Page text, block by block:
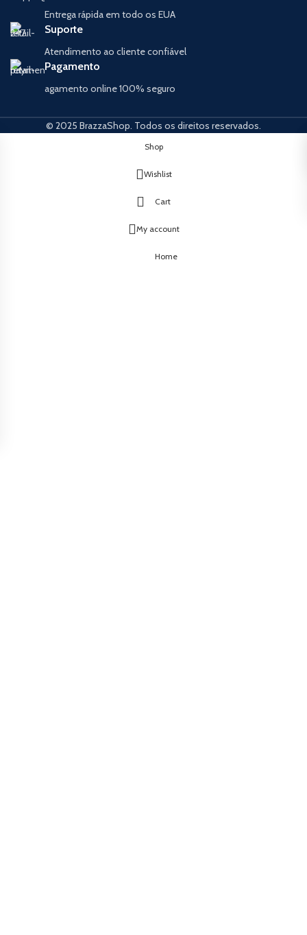
Entrega rápida em todo os EUA
Suporte
Atendimento ao cliente confiável
Pagamento
agamento online 100% seguro
© 2025 BrazzaShop. Todos os direitos reservados.
Shop
Wishlist
Cart
My account
Home